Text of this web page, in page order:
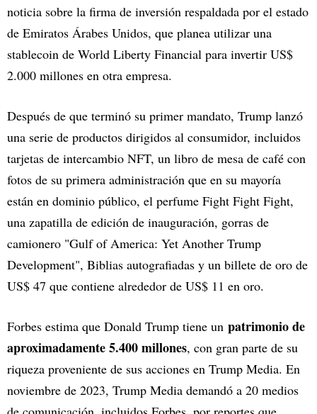
noticia sobre la firma de inversión respaldada por el estado
de Emiratos Árabes Unidos, que planea utilizar una
stablecoin de World Liberty Financial para invertir US$
2.000 millones en otra empresa.
Después de que terminó su primer mandato, Trump lanzó
una serie de productos dirigidos al consumidor, incluidos
tarjetas de intercambio NFT, un libro de mesa de café con
fotos de su primera administración que en su mayoría
están en dominio público, el perfume Fight Fight Fight,
una zapatilla de edición de inauguración, gorras de
camionero "Gulf of America: Yet Another Trump
Development", Biblias autografiadas y un billete de oro de
US$ 47 que contiene alrededor de US$ 11 en oro.
Forbes estima que Donald Trump tiene un patrimonio de
aproximadamente 5.400 millones, con gran parte de su
riqueza proveniente de sus acciones en Trump Media. En
noviembre de 2023, Trump Media demandó a 20 medios